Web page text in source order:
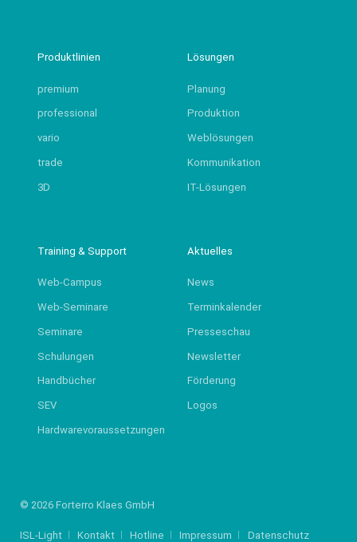
Produktlinien
premium
professional
vario
trade
3D
Lösungen
Planung
Produktion
Weblösungen
Kommunikation
IT-Lösungen
Training & Support
Web-Campus
Web-Seminare
Seminare
Schulungen
Handbücher
SEV
Hardwarevoraussetzungen
Aktuelles
News
Terminkalender
Presseschau
Newsletter
Förderung
Logos
© 2026 Forterro Klaes GmbH
ISL-Light Kontakt Hotline Impressum Datenschutz